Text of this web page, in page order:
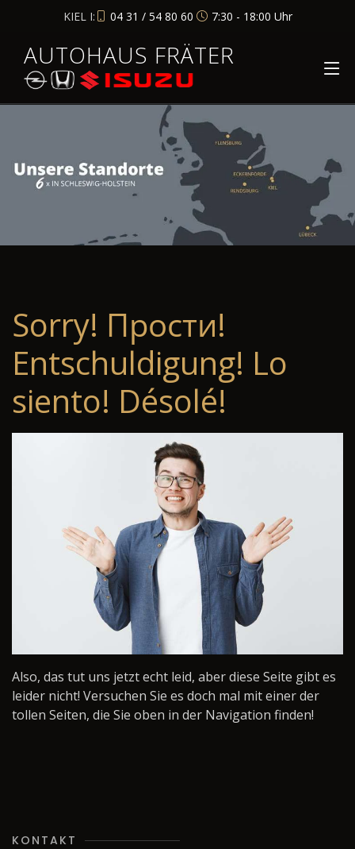
KIEL I: 04 31 / 54 80 60 7:30 - 18:00 Uhr
AUTOHAUS FRÄTER
Sorry! Прости!
Entschuldigung! Lo
siento! Désolé!
Also, das tut uns jetzt echt leid, aber diese Seite gibt es
leider nicht! Versuchen Sie es doch mal mit einer der
tollen Seiten, die Sie oben in der Navigation finden!
KONTAKT